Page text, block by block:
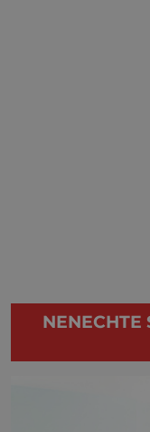
NENECHTE